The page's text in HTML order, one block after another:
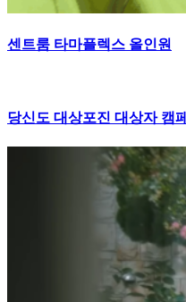
센트룸 타마플렉스 올인원
당신도 대상포진 대상자 캠